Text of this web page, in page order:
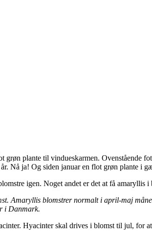
grøn plante til vindueskarmen. Ovenstående
Nå ja! Og siden januar en flot grøn plante i
igen. Noget andet er det at få amaryllis
Amaryllis blomstrer normalt i april-maj
i Danmark.
Hyacinter skal drives i blomst til jul, for